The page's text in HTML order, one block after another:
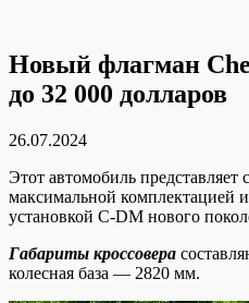
Новый флагман
до 32 000 долларов
26.07.2024
Этот автомобиль представляет
максимальной комплектацией
установкой C-DM нового
Габариты кроссовера
колесная база — 2820 мм.